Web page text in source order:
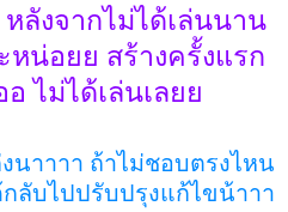
ลังจากไม่ได้เล่นนาน
น่อยย สร้างครั้งแรก
ไม่ได้เล่นเลยย
นาาาา ถ้าไม่ชอบตรงไหน
ลับไปปรับปรุงแก้ไขน้าาา